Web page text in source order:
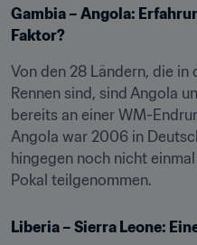
Gambia – Angola:
Faktor?
Von den 28 Ländern, die in
Rennen sind, sind Angola
bereits an einer WM-
Angola war 2006 in
hingegen noch nicht
Pokal teilgenommen.
Liberia – Sierra Leone: